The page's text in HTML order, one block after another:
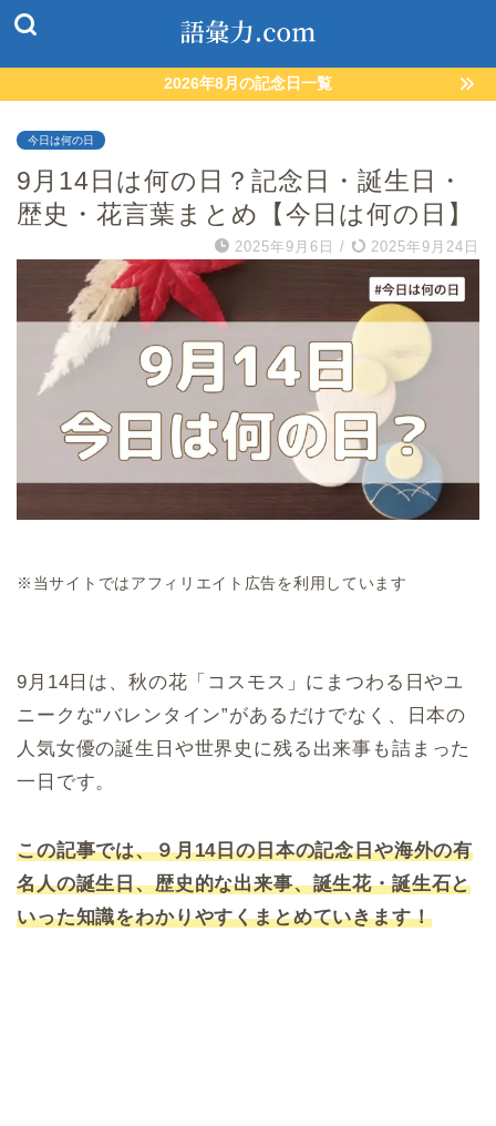
2026年8月の記念日一覧
今日は何の日
9月14日は何の日？記念日・誕生日・
歴史・花言葉まとめ【今日は何の日】
2025年9月6日 / 2025年9月24日
※当サイトではアフィリエイト広告を利用しています
9月14日は、秋の花「コスモス」にまつわる日やユ
ニークな“バレンタイン”があるだけでなく、日本の
人気女優の誕生日や世界史に残る出来事も詰まった
一日です。
この記事では、９月14日の日本の記念日や海外の有
名人の誕生日、歴史的な出来事、誕生花・誕生石と
いった知識をわかりやすくまとめていきます！